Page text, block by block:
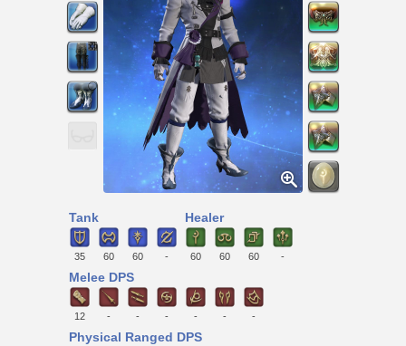
Tank
35 60 60 -
Healer
60 60 60 -
Melee DPS
12 - - - - - -
Physical Ranged DPS